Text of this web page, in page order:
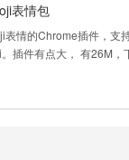
表情包
情的Chrome插件，支
插件有点大， 有26M，